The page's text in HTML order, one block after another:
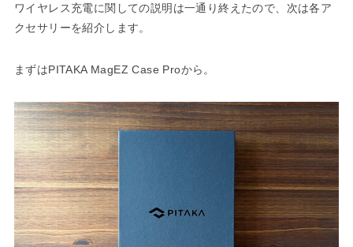
ワイヤレス充電に関しての説明は一通り終えたので、次は各ア
クセサリーを紹介します。
まずはPITAKA MagEZ Case Proから。